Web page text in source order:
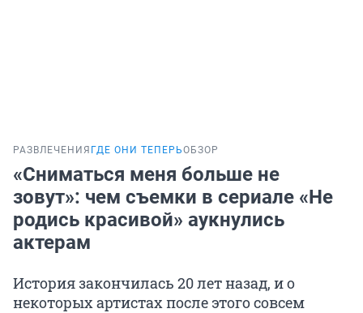
РАЗВЛЕЧЕНИЯ ГДЕ ОНИ ТЕПЕРЬОБЗОР
«Сниматься меня больше не
зовут»: чем съемки в сериале «Не
родись красивой» аукнулись
актерам
История закончилась 20 лет назад, и о
некоторых артистах после этого совсем